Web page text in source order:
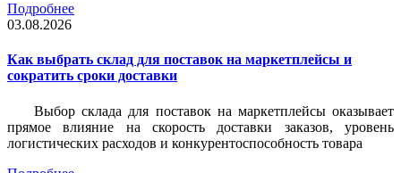
Подробнее
03.08.2026
Как выбрать склад для поставок на маркетплейсы и
сократить сроки доставки
Выбор склада для поставок на маркетплейсы оказывает
прямое влияние на скорость доставки заказов, уровень
логистических расходов и конкурентоспособность товара